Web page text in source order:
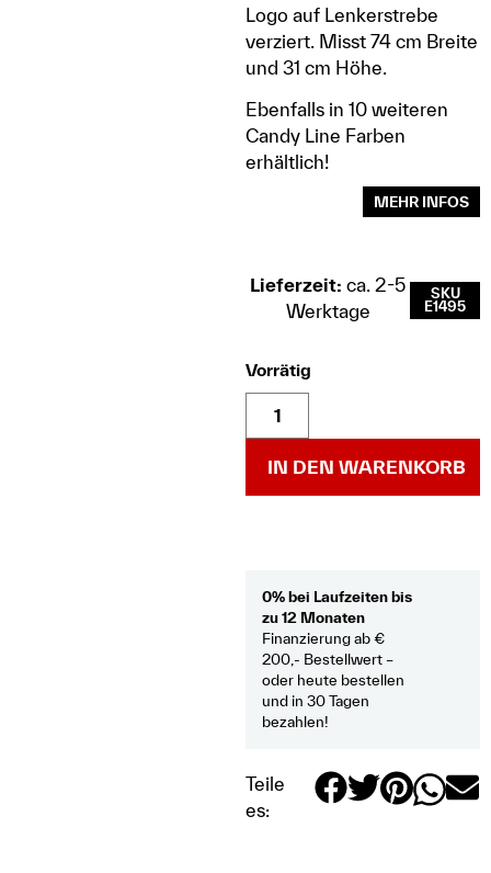
Logo auf Lenkerstrebe
verziert. Misst 74 cm Breite
und 31 cm Höhe.
Ebenfalls in 10 weiteren
Candy Line Farben
erhältlich!
MEHR INFOS
Lieferzeit: ca. 2-5
Werktage
SKU
E1495
Vorrätig
IN DEN WARENKORB
0% bei Laufzeiten bis
zu 12 Monaten
Finanzierung ab €
200,- Bestellwert –
oder heute bestellen
und in 30 Tagen
bezahlen!
Teile
es: